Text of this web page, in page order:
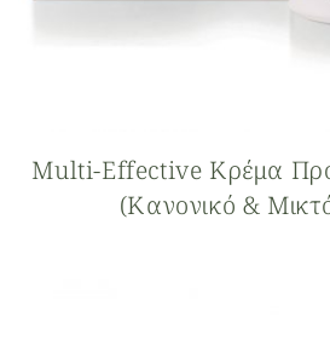
Multi-Effective Κρέμα
(κανονικό &